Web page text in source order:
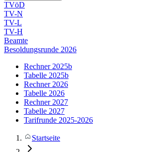
TVöD
TV-N
TV-L
TV-H
Beamte
Besoldungsrunde 2026
Rechner 2025b
Tabelle 2025b
Rechner 2026
Tabelle 2026
Rechner 2027
Tabelle 2027
Tarifrunde 2025-2026
Startseite